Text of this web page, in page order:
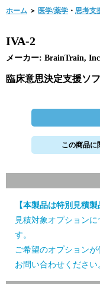
ホーム ＞ 医学/薬学 ・ 思考支
IVA-2
メーカー: BrainTrain,
臨床意思決定支援ソ
この商品に
【本製品は特別見積製
見積対象オプション
す。
ご希望のオプション
お問い合わせください